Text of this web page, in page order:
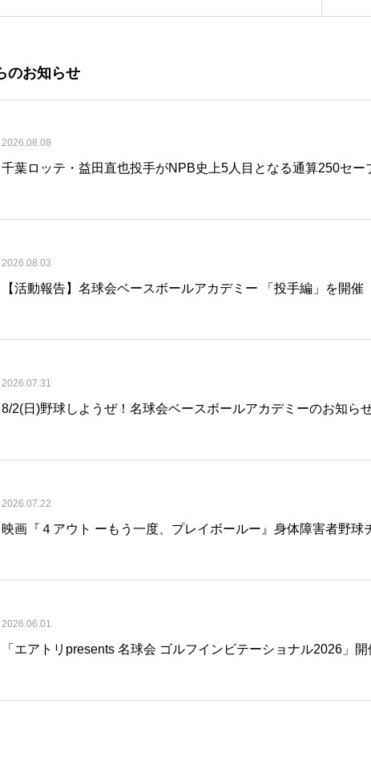
のお知らせ
2026.08.08
千葉ロッテ・益田直也投手がNPB史上5人目となる通算250セー
2026.08.03
【活動報告】名球会ベースボールアカデミー 「投手編」を開催
2026.07.31
8/2(日)野球しようぜ！名球会ベースボールアカデミーのお知ら
2026.07.22
映画『４アウト ーもう一度、プレイボールー』身体障害者野球
2026.06.01
「エアトリpresents 名球会 ゴルフインビテーショナル2026」開